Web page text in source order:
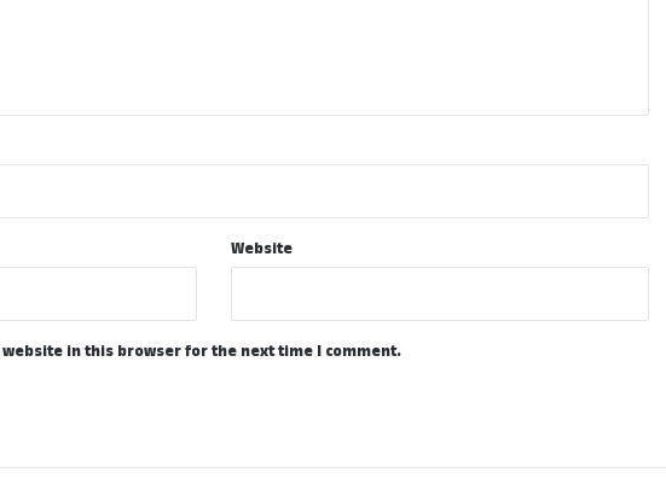
Website
in this browser for the next time I comment.